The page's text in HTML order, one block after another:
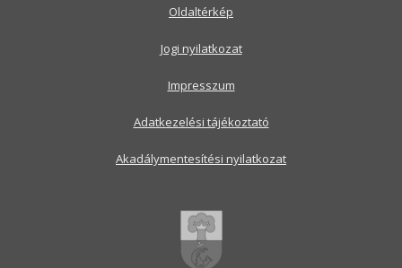
Oldaltérkép
Jogi nyilatkozat
Impresszum
Adatkezelési tájékoztató
Akadálymentesítési nyilatkozat